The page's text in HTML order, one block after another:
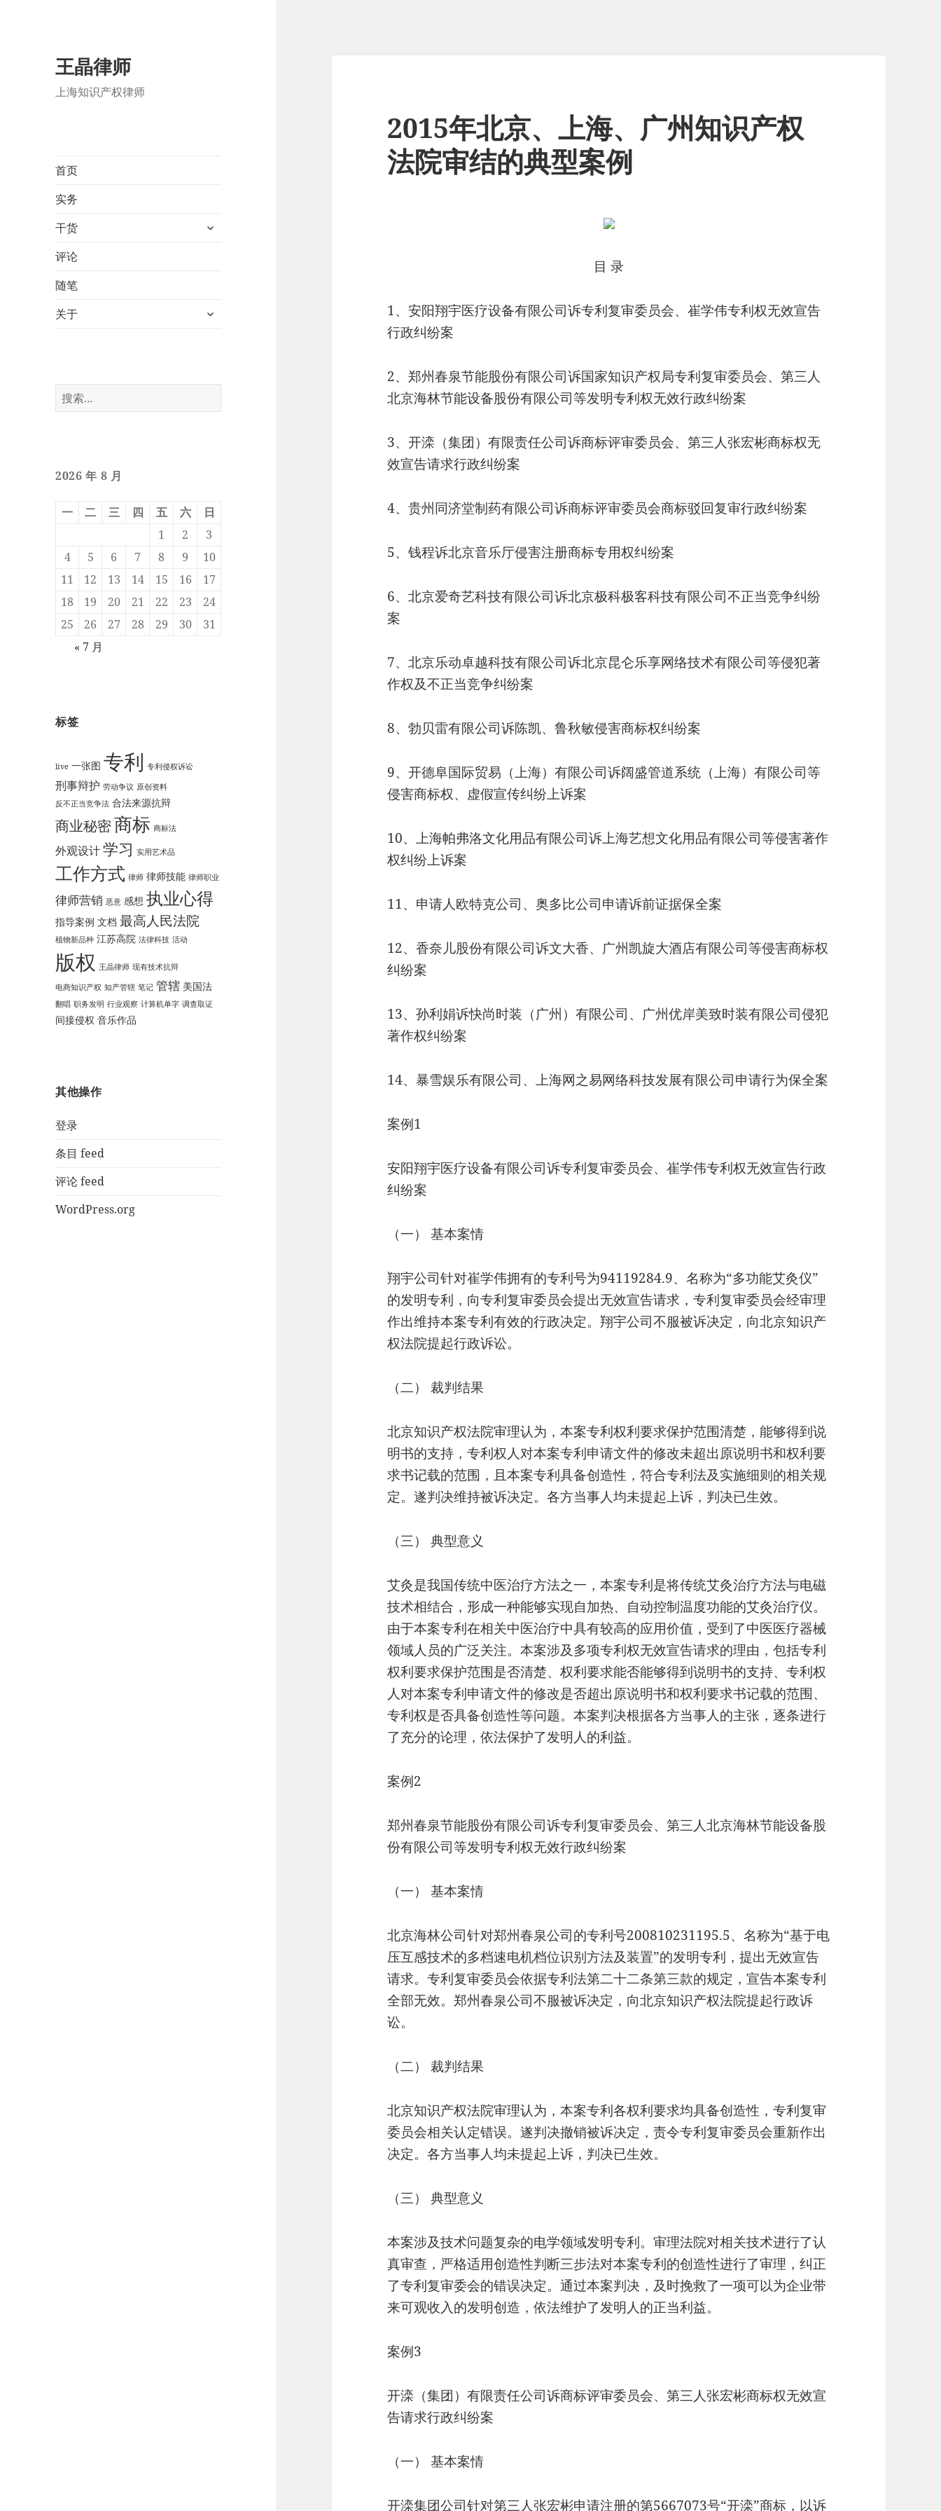
王晶律师
上海知识产权律师
首页
实务
干货
展
评论
随笔
关于
展
搜
索：
2026 年 8 月
一 二 三 四 五 六
日
1
2
3
4
5 6 7 8 9
10
11
12 13 14 15 16
17
18
19 20 21 22 23
24
25
26 27 28 29 30
31
« 7 月
标签
live 一张图 专利 专利侵权诉讼
刑事辩护 劳动争议 原创资料
反不正当竞争法 合法来源抗辩
商业秘密商标 商标法
外观设计学习 实用艺术品
工作方式 律师 律师技能 律师职业
律师营销 恶意 感想 执业心得
指导案例 文档 最高人民法院
植物新品种 江苏高院 法律科技 活动
版权 王晶律师 现有技术抗辩
电商知识产权 知产管辖 笔记 管辖 美国法
翻唱 职务发明 行业观察 计算机单字 调查取证
间接侵权 音乐作品
其他操作
登录
条目 feed
评论 feed
WordPress.org
2015年北京、上海、广州知识产权
法院审结的典型案例
目 录
1、安阳翔宇医疗设备有限公司诉专利复审委员会、崔学伟专利权无效宣告
行政纠纷案
2、郑州春泉节能股份有限公司诉国家知识产权局专利复审委员会、第三人
北京海林节能设备股份有限公司等发明专利权无效行政纠纷案
3、开滦（集团）有限责任公司诉商标评审委员会、第三人张宏彬商标权无
效宣告请求行政纠纷案
4、贵州同济堂制药有限公司诉商标评审委员会商标驳回复审行政纠纷案
5、钱程诉北京音乐厅侵害注册商标专用权纠纷案
6、北京爱奇艺科技有限公司诉北京极科极客科技有限公司不正当竞争纠纷
案
7、北京乐动卓越科技有限公司诉北京昆仑乐享网络技术有限公司等侵犯著
作权及不正当竞争纠纷案
8、勃贝雷有限公司诉陈凯、鲁秋敏侵害商标权纠纷案
9、开德阜国际贸易（上海）有限公司诉阔盛管道系统（上海）有限公司等
侵害商标权、虚假宣传纠纷上诉案
10、上海帕弗洛文化用品有限公司诉上海艺想文化用品有限公司等侵害著作
权纠纷上诉案
11、申请人欧特克公司、奥多比公司申请诉前证据保全案
12、香奈儿股份有限公司诉文大香、广州凯旋大酒店有限公司等侵害商标权
纠纷案
13、孙利娟诉快尚时装（广州）有限公司、广州优岸美致时装有限公司侵犯
著作权纠纷案
14、暴雪娱乐有限公司、上海网之易网络科技发展有限公司申请行为保全案
案例1
安阳翔宇医疗设备有限公司诉专利复审委员会、崔学伟专利权无效宣告行政
纠纷案
（一） 基本案情
翔宇公司针对崔学伟拥有的专利号为94119284.9、名称为“多功能艾灸仪”
的发明专利，向专利复审委员会提出无效宣告请求，专利复审委员会经审理
作出维持本案专利有效的行政决定。翔宇公司不服被诉决定，向北京知识产
权法院提起行政诉讼。
（二） 裁判结果
北京知识产权法院审理认为，本案专利权利要求保护范围清楚，能够得到说
明书的支持，专利权人对本案专利申请文件的修改未超出原说明书和权利要
求书记载的范围，且本案专利具备创造性，符合专利法及实施细则的相关规
定。遂判决维持被诉决定。各方当事人均未提起上诉，判决已生效。
（三） 典型意义
艾灸是我国传统中医治疗方法之一，本案专利是将传统艾灸治疗方法与电磁
技术相结合，形成一种能够实现自加热、自动控制温度功能的艾灸治疗仪。
由于本案专利在相关中医治疗中具有较高的应用价值，受到了中医医疗器械
领域人员的广泛关注。本案涉及多项专利权无效宣告请求的理由，包括专利
权利要求保护范围是否清楚、权利要求能否能够得到说明书的支持、专利权
人对本案专利申请文件的修改是否超出原说明书和权利要求书记载的范围、
专利权是否具备创造性等问题。本案判决根据各方当事人的主张，逐条进行
了充分的论理，依法保护了发明人的利益。
案例2
郑州春泉节能股份有限公司诉专利复审委员会、第三人北京海林节能设备股
份有限公司等发明专利权无效行政纠纷案
（一） 基本案情
北京海林公司针对郑州春泉公司的专利号200810231195.5、名称为“基于电
压互感技术的多档速电机档位识别方法及装置”的发明专利，提出无效宣告
请求。专利复审委员会依据专利法第二十二条第三款的规定，宣告本案专利
全部无效。郑州春泉公司不服被诉决定，向北京知识产权法院提起行政诉
讼。
（二） 裁判结果
北京知识产权法院审理认为，本案专利各权利要求均具备创造性，专利复审
委员会相关认定错误。遂判决撤销被诉决定，责令专利复审委员会重新作出
决定。各方当事人均未提起上诉，判决已生效。
（三） 典型意义
本案涉及技术问题复杂的电学领域发明专利。审理法院对相关技术进行了认
真审查，严格适用创造性判断三步法对本案专利的创造性进行了审理，纠正
了专利复审委会的错误决定。通过本案判决，及时挽救了一项可以为企业带
来可观收入的发明创造，依法维护了发明人的正当利益。
案例3
开滦（集团）有限责任公司诉商标评审委员会、第三人张宏彬商标权无效宣
告请求行政纠纷案
（一） 基本案情
开滦集团公司针对第三人张宏彬申请注册的第5667073号“开滦”商标，以诉